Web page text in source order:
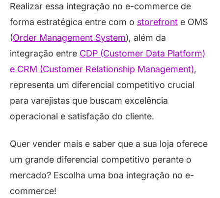
Realizar essa integração no e-commerce de
forma estratégica entre com o storefront e OMS
(Order Management System), além da
integração entre CDP (Customer Data Platform)
e CRM (Customer Relationship Management),
representa um diferencial competitivo crucial
para varejistas que buscam excelência
operacional e satisfação do cliente.
Quer vender mais e saber que a sua loja oferece
um grande diferencial competitivo perante o
mercado? Escolha uma boa integração no e-
commerce!